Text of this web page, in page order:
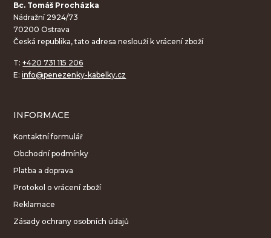
Bc. Tomáš Procházka
Nádražní 2924/73
70200 Ostrava
Česká republika, tato adresa neslouží k vrácení zboží
T:+420 731 115 206
E:info@penezenky-kabelky.cz
INFORMACE
Kontaktní formulář
Obchodní podmínky
Platba a doprava
Protokol o vrácení zboží
Reklamace
Zásady ochrany osobních údajů